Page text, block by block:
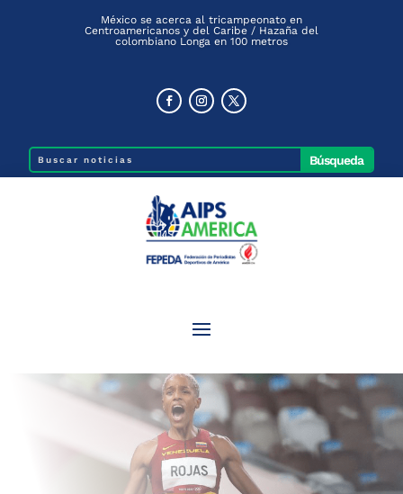
México se acerca al tricampeonato en
Centroamericanos y del Caribe / Hazaña del
colombiano Longa en 100 metros